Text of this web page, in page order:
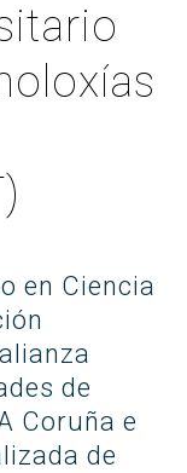
en Ciencia
de
Coruña e
de